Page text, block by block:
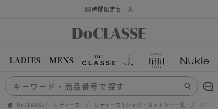
88時間限定セール
LADIES MENS
DoCLASSE レディース レディース Tシャツ・カットソー一覧 UVス